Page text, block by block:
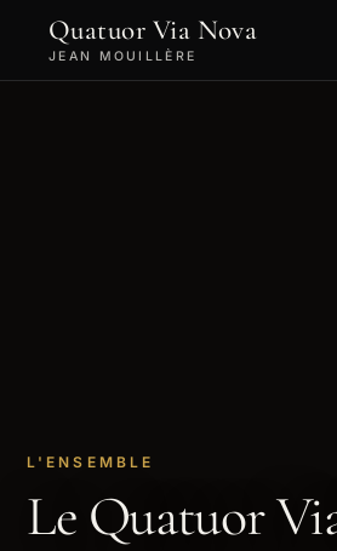
Quatuor Via Nova
JEAN MOUILLÈRE
L'ENSEMBLE
Le Quatuor